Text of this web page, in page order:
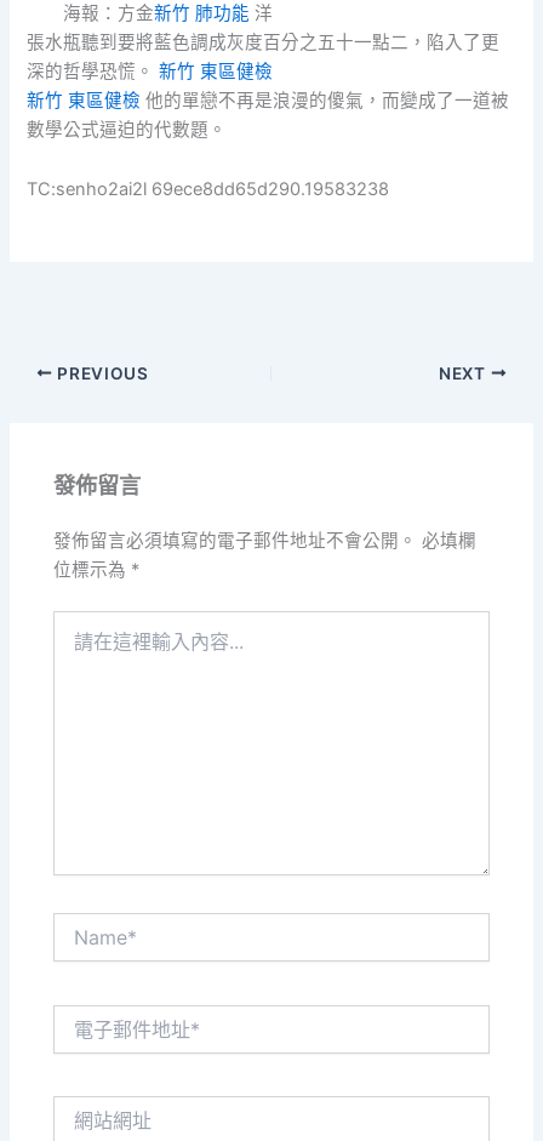
海報：方金新竹 肺功能 洋
張水瓶聽到要將藍色調成灰度百分之五十一點二，陷入了更
深的哲學恐慌。新竹 東區健檢
新竹 東區健檢 他的單戀不再是浪漫的傻氣，而變成了一道被
數學公式逼迫的代數題。
TC:senho2ai2l 69ece8dd65d290.19583238
PREVIOUS NEXT
發佈留言
發佈留言必須填寫的電子郵件地址不會公開。 必填欄
位標示為 *